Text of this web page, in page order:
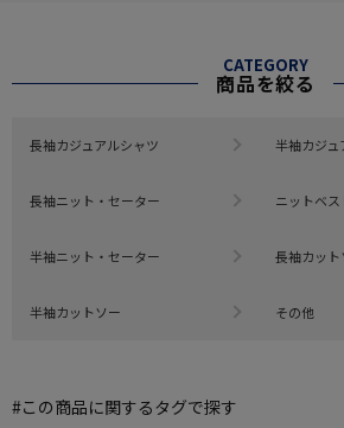
CATEGORY
商品を絞る
長袖カジュアルシャツ 半袖カジュ
長袖ニット・セーター ニットベス
半袖ニット・セーター 長袖カット
半袖カットソー その他
#この商品に関するタグで探す